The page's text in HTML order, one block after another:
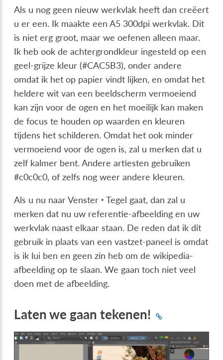
Als u nog geen nieuw werkvlak heeft dan creëert
u er een. Ik maakte een A5 300dpi werkvlak. Dit
is niet erg groot, maar we oefenen alleen maar.
Ik heb ook de achtergrondkleur ingesteld op een
geel-grijze kleur (#CAC5B3), onder andere
omdat ik het op papier vindt lijken, en omdat het
heldere wit van een beeldscherm vermoeiend
kan zijn voor de ogen en het moeilijk kan maken
de focus te houden op waarden en kleuren
tijdens het schilderen. Omdat het ook minder
vermoeiend voor de ogen is, zal u merken dat u
zelf kalmer bent. Andere artiesten gebruiken
#c0c0c0, of zelfs nog weer andere kleuren.
Als u nu naarVenster ‣ Tegel gaat, dan zal u
merken dat nu uw referentie-afbeelding en uw
werkvlak naast elkaar staan. De reden dat ik dit
gebruik in plaats van een vastzet-paneel is omdat
is ik lui ben en geen zin heb om de wikipedia-
afbeelding op te slaan. We gaan toch niet veel
doen met de afbeelding.
Laten we gaan tekenen!